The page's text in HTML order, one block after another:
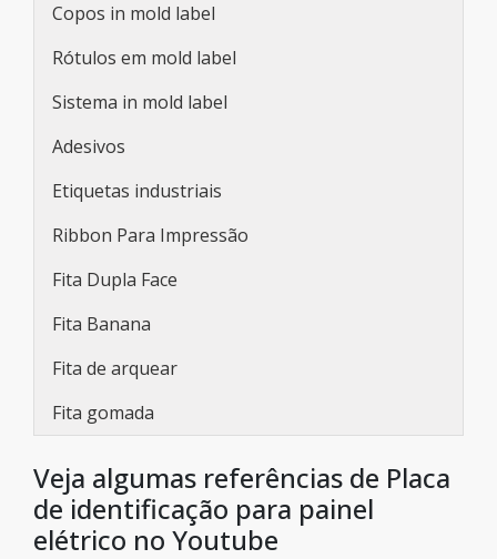
Copos in mold label
Rótulos em mold label
Sistema in mold label
Adesivos
Etiquetas industriais
Ribbon Para Impressão
Fita Dupla Face
Fita Banana
Fita de arquear
Fita gomada
Veja algumas referências de Placa
de identificação para painel
elétrico no Youtube